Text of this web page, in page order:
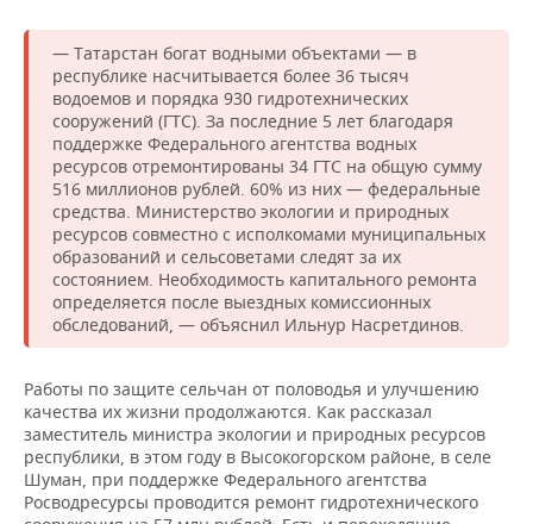
— Татарстан богат водными объектами — в
республике насчитывается более 36 тысяч
водоемов и порядка 930 гидротехнических
сооружений (ГТС). За последние 5 лет благодаря
поддержке Федерального агентства водных
ресурсов отремонтированы 34 ГТС на общую сумму
516 миллионов рублей. 60% из них — федеральные
средства. Министерство экологии и природных
ресурсов совместно с исполкомами муниципальных
образований и сельсоветами следят за их
состоянием. Необходимость капитального ремонта
определяется после выездных комиссионных
обследований, — объяснил Ильнур Насретдинов.
Работы по защите сельчан от половодья и улучшению
качества их жизни продолжаются. Как рассказал
заместитель министра экологии и природных ресурсов
республики, в этом году в Высокогорском районе, в селе
Шуман, при поддержке Федерального агентства
Росводресурсы проводится ремонт гидротехнического